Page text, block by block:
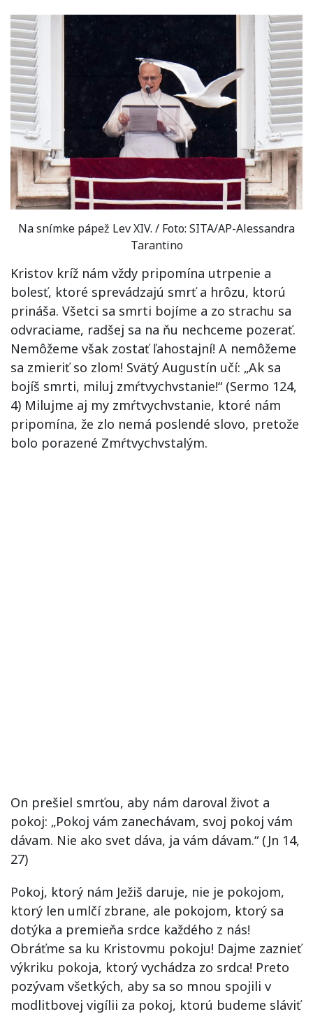
Na snímke pápež Lev XIV. / Foto: SITA/AP-Alessandra
Tarantino
Kristov kríž nám vždy pripomína utrpenie a
bolesť, ktoré sprevádzajú smrť a hrôzu, ktorú
prináša. Všetci sa smrti bojíme a zo strachu sa
odvraciame, radšej sa na ňu nechceme pozerať.
Nemôžeme však zostať ľahostajní! A nemôžeme
sa zmieriť so zlom! Svätý Augustín učí: „Ak sa
bojíš smrti, miluj zmŕtvychvstanie!“ (Sermo 124,
4) Milujme aj my zmŕtvychvstanie, ktoré nám
pripomína, že zlo nemá poslendé slovo, pretože
bolo porazené Zmŕtvychvstalým.
On prešiel smrťou, aby nám daroval život a
pokoj: „Pokoj vám zanechávam, svoj pokoj vám
dávam. Nie ako svet dáva, ja vám dávam.“ (Jn 14,
27)
Pokoj, ktorý nám Ježiš daruje, nie je pokojom,
ktorý len umlčí zbrane, ale pokojom, ktorý sa
dotýka a premieňa srdce každého z nás!
Obráťme sa ku Kristovmu pokoju! Dajme zaznieť
výkriku pokoja, ktorý vychádza zo srdca! Preto
pozývam všetkých, aby sa so mnou spojili v
modlitbovej vigílii za pokoj, ktorú budeme sláviť